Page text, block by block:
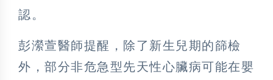
認。
彭瀠萱醫師提醒，除了新生兒期的篩檢
外，部分非危急型先天性心臟病可能在嬰